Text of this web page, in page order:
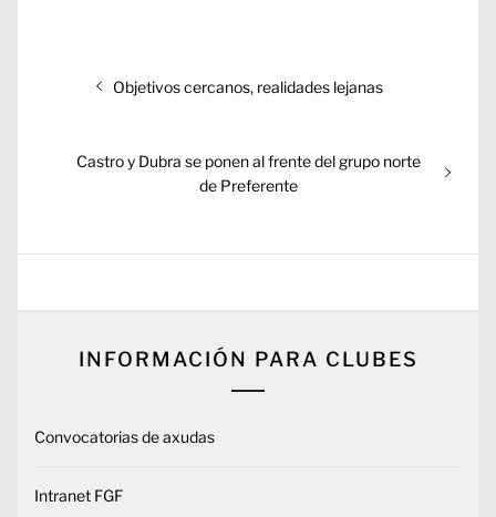
Entrada
Objetivos cercanos, realidades lejanas
Entrada
Castro y Dubra se ponen al frente del grupo norte
de Preferente
INFORMACIÓN PARA CLUBES
Convocatorias de axudas
Intranet FGF